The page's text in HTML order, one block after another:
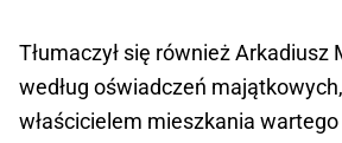
Tłumaczył się również Arkadiusz
według oświadczeń
właścicielem mieszkania